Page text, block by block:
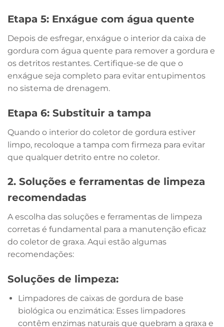
Etapa 5: Enxágue com água quente
Depois de esfregar, enxágue o interior da caixa de
gordura com água quente para remover a gordura e
os detritos restantes. Certifique-se de que o
enxágue seja completo para evitar entupimentos
no sistema de drenagem.
Etapa 6: Substituir a tampa
Quando o interior do coletor de gordura estiver
limpo, recoloque a tampa com firmeza para evitar
que qualquer detrito entre no coletor.
2. Soluções e ferramentas de limpeza
recomendadas
A escolha das soluções e ferramentas de limpeza
corretas é fundamental para a manutenção eficaz
do coletor de graxa. Aqui estão algumas
recomendações:
Soluções de limpeza:
Limpadores de caixas de gordura de base
biológica ou enzimática: Esses limpadores
contêm enzimas naturais que quebram a graxa e